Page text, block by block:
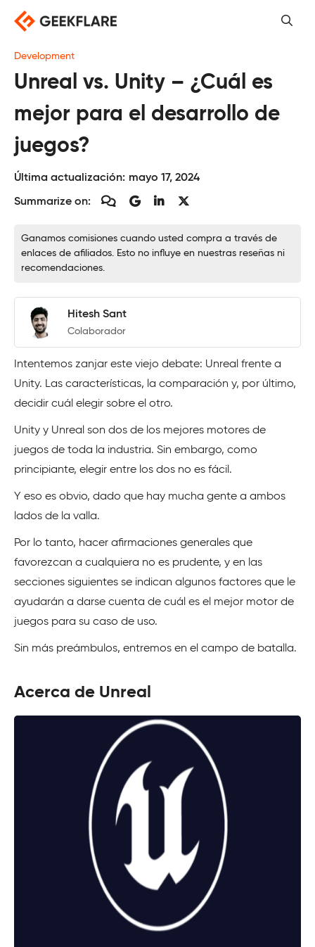
Saltar
contenido
Development
Unreal vs. Unity – ¿Cuál es
mejor para el desarrollo de
juegos?
Última actualización: mayo 17, 2024
Summarize on:
Ganamos comisiones cuando usted compra a través de
enlaces de afiliados. Esto no influye en nuestras reseñas ni
recomendaciones.
Hitesh Sant
Colaborador
Intentemos zanjar este viejo debate: Unreal frente a
Unity. Las características, la comparación y, por último,
decidir cuál elegir sobre el otro.
Unity y Unreal son dos de los mejores motores de
juegos de toda la industria. Sin embargo, como
principiante, elegir entre los dos no es fácil.
Y eso es obvio, dado que hay mucha gente a ambos
lados de la valla.
Por lo tanto, hacer afirmaciones generales que
favorezcan a cualquiera no es prudente, y en las
secciones siguientes se indican algunos factores que le
ayudarán a darse cuenta de cuál es el mejor motor de
juegos para su caso de uso.
Sin más preámbulos, entremos en el campo de batalla.
Acerca de Unreal